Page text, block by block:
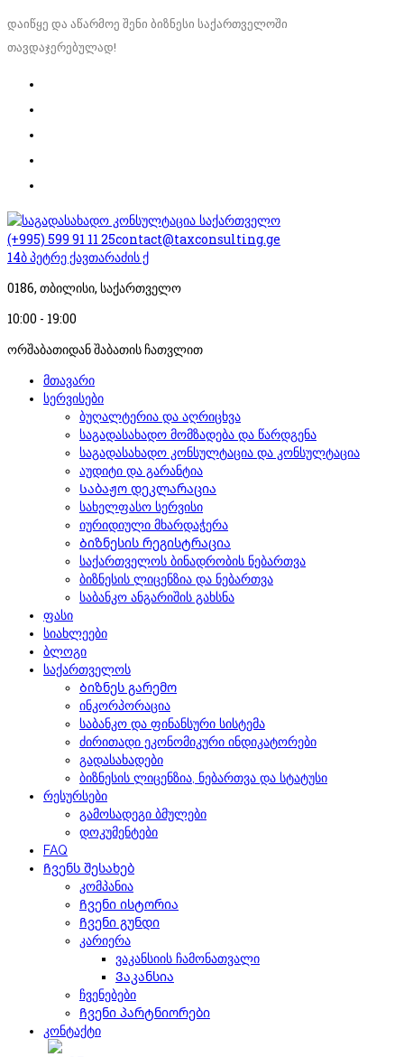
დაიწყე და აწარმოე შენი ბიზნესი საქართველოში
თავდაჯერებულად!
(+995) 599 91 11 25contact@taxconsulting.ge
14ბ პეტრე ქავთარაძის ქ
0186, თბილისი, საქართველო
10:00 - 19:00
ორშაბათიდან შაბათის ჩათვლით
მთავარი
სერვისები
ბუღალტერია და აღრიცხვა
საგადასახადო მომზადება და წარდგენა
საგადასახადო კონსულტაცია და კონსულტაცია
აუდიტი და გარანტია
Საბაჟო დეკლარაცია
სახელფასო სერვისი
იურიდიული მხარდაჭერა
Ბიზნესის რეგისტრაცია
საქართველოს ბინადრობის ნებართვა
ბიზნესის ლიცენზია და ნებართვა
საბანკო ანგარიშის გახსნა
ფასი
სიახლეები
ბლოგი
საქართველოს
Ბიზნეს გარემო
ინკორპორაცია
საბანკო და ფინანსური სისტემა
ძირითადი ეკონომიკური ინდიკატორები
გადასახადები
ბიზნესის ლიცენზია, ნებართვა და სტატუსი
რესურსები
გამოსადეგი ბმულები
დოკუმენტები
FAQ
Ჩვენს შესახებ
კომპანია
Ჩვენი ისტორია
Ჩვენი გუნდი
კარიერა
ვაკანსიის ჩამონათვალი
Ვაკანსია
ჩვენებები
Ჩვენი პარტნიორები
კონტაქტი